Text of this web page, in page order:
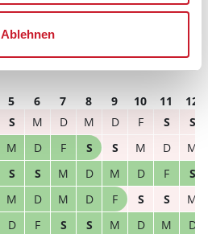
Ablehnen
gewählter Zeitraum
5 6 7 8 9 10 11
12
S M D M D F S
S
M D F S S M D
M
S S M D M D F
S
M D M D F S S
M
D F S S M D M
D